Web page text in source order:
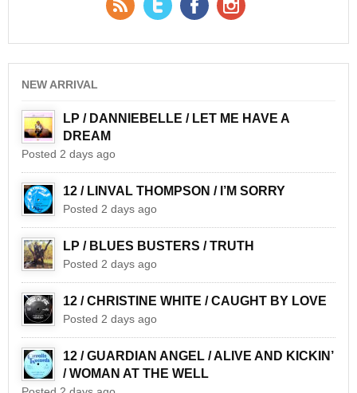
NEW ARRIVAL
LP / DANNIEBELLE / LET ME HAVE A
DREAM
Posted 2 days ago
12 / LINVAL THOMPSON / I’M SORRY
Posted 2 days ago
LP / BLUES BUSTERS / TRUTH
Posted 2 days ago
12 / CHRISTINE WHITE / CAUGHT BY LOVE
Posted 2 days ago
12 / GUARDIAN ANGEL / ALIVE AND KICKIN’
/ WOMAN AT THE WELL